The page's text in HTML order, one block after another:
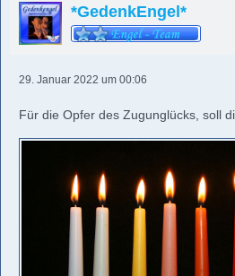
*GedenkEngel*
29. Januar 2022 um 00:06
Für die Opfer des Zugunglücks, soll